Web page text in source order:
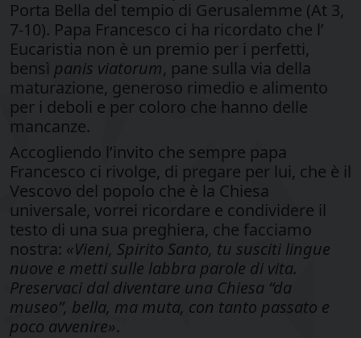
Porta Bella del tempio di Gerusalemme (At 3,
7-10). Papa Francesco ci ha ricordato che l’
Eucaristia non è un premio per i perfetti,
bensì panis viatorum, pane sulla via della
maturazione, generoso rimedio e alimento
per i deboli e per coloro che hanno delle
mancanze.
Accogliendo l’invito che sempre papa
Francesco ci rivolge, di pregare per lui, che è il
Vescovo del popolo che è la Chiesa
universale, vorrei ricordare e condividere il
testo di una sua preghiera, che facciamo
nostra: «Vieni, Spirito Santo, tu susciti lingue
nuove e metti sulle labbra parole di vita.
Preservaci dal diventare una Chiesa “da
museo”, bella, ma muta, con tanto passato e
poco avvenire».